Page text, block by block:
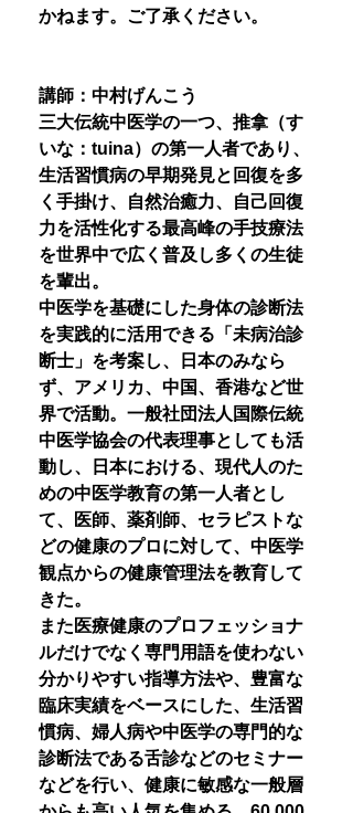
かねます。ご了承ください。
講師：中村げんこう
三大伝統中医学の一つ、推拿（す
いな：tuina）の第一人者であり、
生活習慣病の早期発見と回復を多
く手掛け、自然治癒力、自己回復
力を活性化する最高峰の手技療法
を世界中で広く普及し多くの生徒
を輩出。
中医学を基礎にした身体の診断法
を実践的に活用できる「未病治診
断士」を考案し、日本のみなら
ず、アメリカ、中国、香港など世
界で活動。一般社団法人国際伝統
中医学協会の代表理事としても活
動し、日本における、現代人のた
めの中医学教育の第一人者とし
て、医師、薬剤師、セラピストな
どの健康のプロに対して、中医学
観点からの健康管理法を教育して
きた。
また医療健康のプロフェッショナ
ルだけでなく専門用語を使わない
分かりやすい指導方法や、豊富な
臨床実績をベースにした、生活習
慣病、婦人病や中医学の専門的な
診断法である舌診などのセミナー
などを行い、健康に敏感な一般層